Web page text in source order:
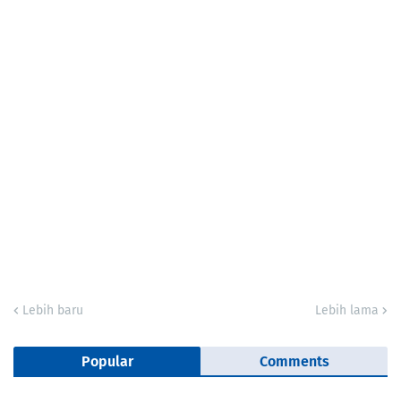
Lebih baru Lebih lama
Popular Comments